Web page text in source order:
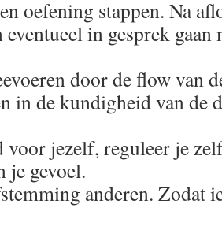
oefening stappen. Na
in gesprek gaan
door de flow van
in de kundigheid van de
voor jezelf, reguleer je
je gevoel.
anderen. Zodat